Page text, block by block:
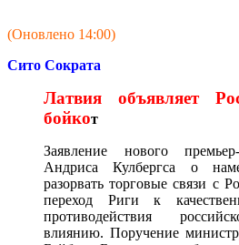
(Оновлено 14:00)
Сито Сократа
Латвия объявляет
бойкот
Заявление нового
Андриса Кулбергса о
разорвать торговые связи с
переход Риги к
противодействия
влиянию. Поручение